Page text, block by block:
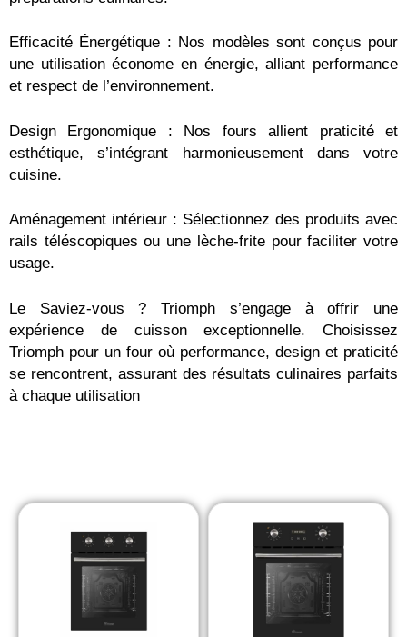
Efficacité Énergétique : Nos modèles sont conçus pour
une utilisation économe en énergie, alliant performance
et respect de l’environnement.
Design Ergonomique : Nos fours allient praticité et
esthétique, s’intégrant harmonieusement dans votre
cuisine.
Aménagement intérieur : Sélectionnez des produits avec
rails téléscopiques ou une lèche-frite pour faciliter votre
usage.
Le Saviez-vous ? Triomph s’engage à offrir une
expérience de cuisson exceptionnelle. Choisissez
Triomph pour un four où performance, design et praticité
se rencontrent, assurant des résultats culinaires parfaits
à chaque utilisation